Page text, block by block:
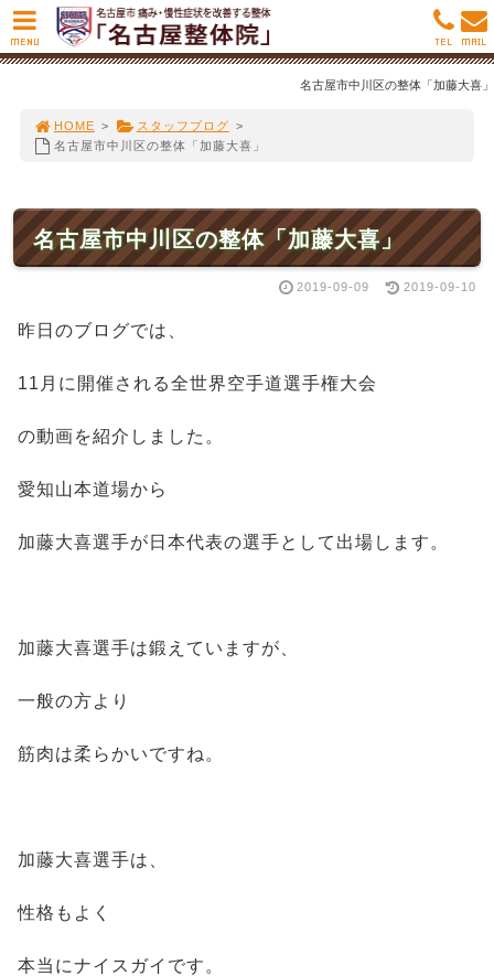
名古屋市中川区の整体「加藤大喜」
HOME > スタッフブログ >
名古屋市中川区の整体「加藤大喜」
名古屋市中川区の整体「加藤大喜」
2019-09-09 2019-09-10
昨日のブログでは、
11月に開催される全世界空手道選手権大会
の動画を紹介しました。
愛知山本道場から
加藤大喜選手が日本代表の選手として出場します。
加藤大喜選手は鍛えていますが、
一般の方より
筋肉は柔らかいですね。
加藤大喜選手は、
性格もよく
本当にナイスガイです。
MENU MAIL
TEL